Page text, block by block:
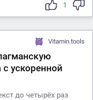
1
Vitamin.tools
ускоренной
до четырёх раз